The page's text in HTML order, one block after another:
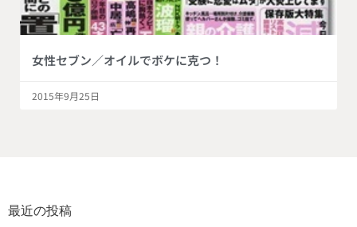
女性セブン／オイルでボケに克つ！
2015年9月25日
最近の投稿